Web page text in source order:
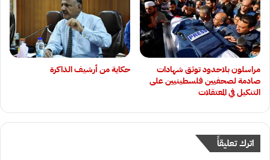
‏مراسلون بلاحدود توثق شهادات
صادمة لصحفيين فلسطينيين على
التنكيل في المعتقلات
حكاية من أرشيف الذاكرة
اترك تعليقاً